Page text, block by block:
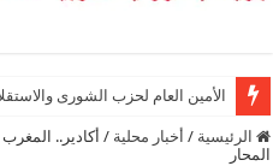
الأمين العام لحزب الشورى
الرئيسية / أخبار محلية / أكادير..
المحار